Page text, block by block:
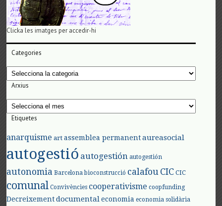
Clicka les imatges per accedir-hi
Categories
Categories
Arxius
Arxius
Etiquetes
anarquisme art assemblea permanent aureasocial
autogestió autogestión autogestión
autonomia Barcelona bioconstrucció calafouCIC CIC
comunal Convivències cooperativisme coopfunding
Decreixement documental economia economia solidària